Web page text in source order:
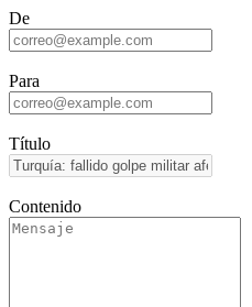
De
Para
Título
Contenido